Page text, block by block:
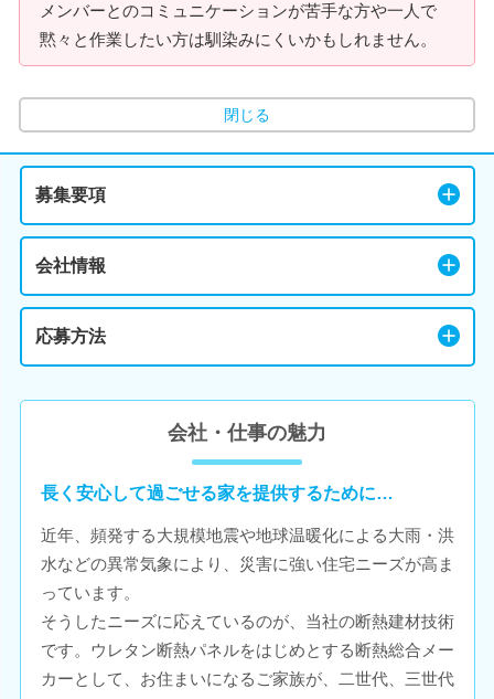
メンバーとのコミュニケーションが苦手な方や一人で
黙々と作業したい方は馴染みにくいかもしれません。
閉じる
募集要項
会社情報
応募方法
会社・仕事の魅力
長く安心して過ごせる家を提供するために…
近年、頻発する大規模地震や地球温暖化による大雨・洪
水などの異常気象により、災害に強い住宅ニーズが高ま
っています。
そうしたニーズに応えているのが、当社の断熱建材技術
です。ウレタン断熱パネルをはじめとする断熱総合メー
カーとして、お住まいになるご家族が、二世代、三世代